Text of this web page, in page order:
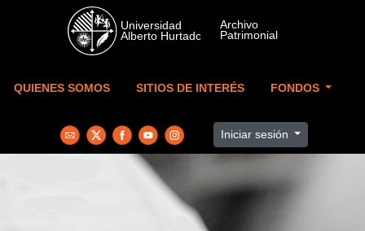
Skip to main content
QUIENES SOMOS SITIOS DE INTERÉS FONDOS
Iniciar sesión